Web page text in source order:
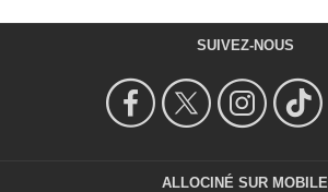
SUIVEZ-NOUS
ALLOCINÉ SUR MOBILE